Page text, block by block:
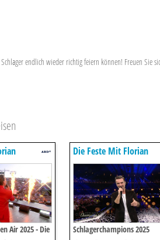
endlich wieder richtig feiern können! Freuen Sie
Air 2025 - Die
Die Feste Mit Florian
Silbereisen
Schlagerchampions 2025